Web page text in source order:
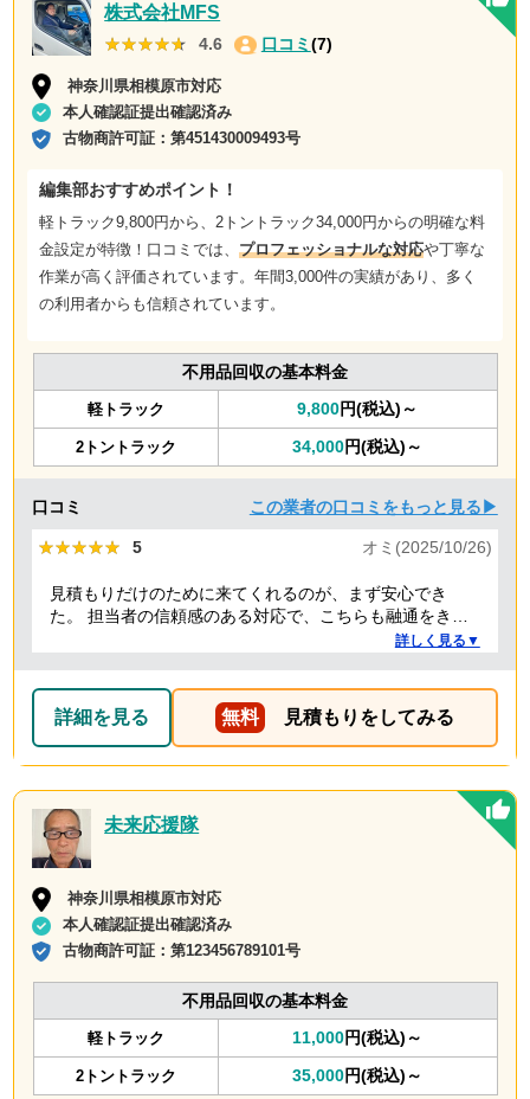
株式会社MFS
★★★★★
★★★★★ 4.6 口コミ (7)
神奈川県相模原市対応
本人確認証提出確認済み
古物商許可証：第451430009493号
編集部おすすめポイント！
軽トラック9,800円から、2トントラック34,000円からの明確な料
金設定が特徴！口コミでは、 プロフェッショナルな対応や丁寧な
作業が高く評価されています。年間3,000件の実績があり、多く
の利用者からも信頼されています。
不用品回収の基本料金
軽トラック 9,800円(税込)～
2トントラック 34,000円(税込)～
口コミ この業者の口コミをもっと見る▶
★★★★★
★★★★★ 5 オミ(2025/10/26)
見積もりだけのために来てくれるのが、まず安心でき
た。 担当者の信頼感のある対応で、こちらも融通をきか
せることで、結果的にもっとも安い価格でお願いでき
詳しく見る▼
詳細を見る 無料 見積もりをしてみる
未来応援隊
神奈川県相模原市対応
本人確認証提出確認済み
古物商許可証：第123456789101号
不用品回収の基本料金
軽トラック 11,000円(税込)～
2トントラック 35,000円(税込)～